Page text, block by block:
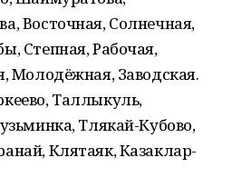
Восточная, Солнечная,
Степная, Рабочая,
Молодёжная, Заводская.
Таллыкуль,
Тлякай-Кубово,
Клятаяк, Казаклар-